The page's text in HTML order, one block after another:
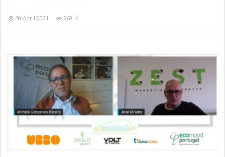
20 Abril 2021 268 K